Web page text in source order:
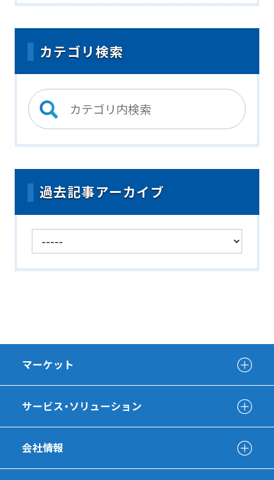
カテゴリ検索
過去記事アーカイブ
マーケット
サービス・ソリューション
会社情報